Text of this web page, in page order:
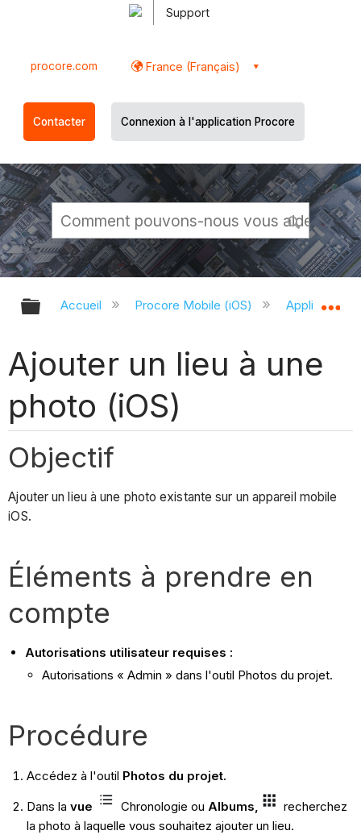
Support
procore.com France (Français)
Contacter Connexion à l'application Procore
Développer/réduire la hiérarchie
Accueil Procore Mobile (iOS) Application
Ajouter un lieu à une
photo (iOS)
Objectif
Ajouter un lieu à une photo existante sur un appareil mobile
iOS.
Éléments à prendre en
compte
Autorisations utilisateur requises :
Autorisations « Admin » dans l'outil Photos du projet.
Procédure
Accédez à l'outil Photos du projet.
Dans la vue Chronologie ou Albums,
recherchez
la photo à laquelle vous souhaitez ajouter un lieu.